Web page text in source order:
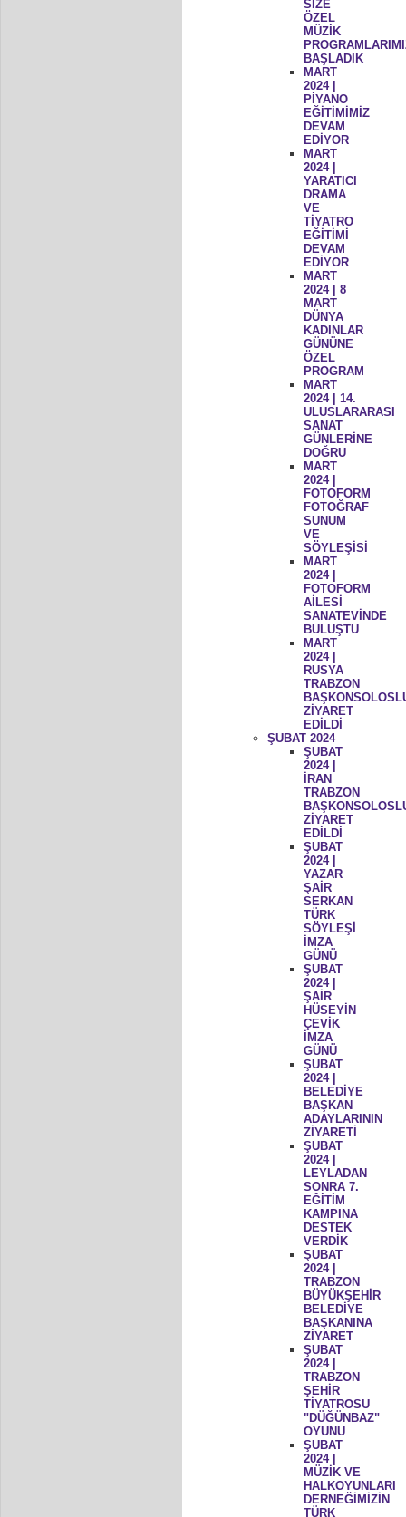
SİZE
ÖZEL
MÜZİK
BAŞLADIK
MART
2024 |
PİYANO
EĞİTİMİMİZ
DEVAM
EDİYOR
MART
2024 |
YARATICI
DRAMA
VE
TİYATRO
EĞİTİMİ
DEVAM
EDİYOR
MART
2024 | 8
MART
DÜNYA
KADINLAR
GÜNÜNE
ÖZEL
PROGRAM
MART
2024 | 14.
ULUSLARARASI
SANAT
GÜNLERİNE
DOĞRU
MART
2024 |
FOTOFORM
FOTOĞRAF
SUNUM
VE
SÖYLEŞİSİ
MART
2024 |
FOTOFORM
AİLESİ
SANATEVİNDE
BULUŞTU
MART
2024 |
RUSYA
TRABZON
ZİYARET
EDİLDİ
ŞUBAT 2024
ŞUBAT
2024 |
İRAN
TRABZON
ZİYARET
EDİLDİ
ŞUBAT
2024 |
YAZAR
ŞAİR
SERKAN
TÜRK
SÖYLEŞİ
İMZA
GÜNÜ
ŞUBAT
2024 |
ŞAİR
HÜSEYİN
ÇEVİK
İMZA
GÜNÜ
ŞUBAT
2024 |
BELEDİYE
BAŞKAN
ADAYLARININ
ZİYARETİ
ŞUBAT
2024 |
LEYLADAN
SONRA 7.
EĞİTİM
KAMPINA
DESTEK
VERDİK
ŞUBAT
2024 |
TRABZON
BÜYÜKŞEHİR
BELEDİYE
BAŞKANINA
ZİYARET
ŞUBAT
2024 |
TRABZON
ŞEHİR
TİYATROSU
"DÜĞÜNBAZ"
OYUNU
ŞUBAT
2024 |
MÜZİK VE
HALKOYUNLARI
DERNEĞİMİZİN
TÜRK